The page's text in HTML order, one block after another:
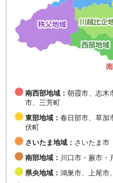
南西部地域： 朝霞市、志木
市、三芳町
東部地域： 春日部市、草加
伏町
さいたま地域： さいたま市
南部地域： 川口市・蕨市・
県央地域： 鴻巣市、上尾市